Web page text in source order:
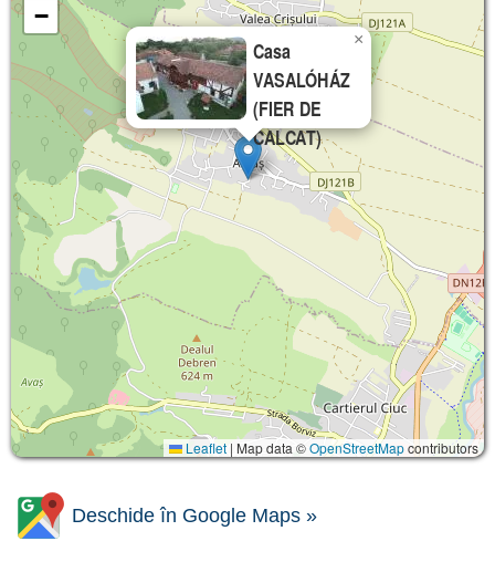
Casa
VASALÓHÁZ
(FIER DE
CALCAT)
×
−
Leaflet | Map data ©OpenStreetMapcontributors
Deschide în Google Maps »